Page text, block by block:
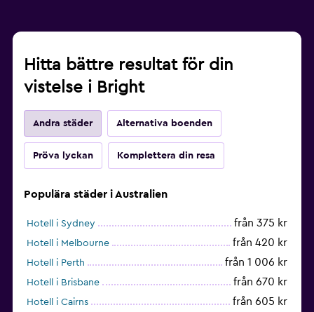
Hitta bättre resultat för din
vistelse i Bright
Andra städer Alternativa boenden
Pröva lyckan Komplettera din resa
Populära städer i Australien
Hotell i Sydney från 375 kr
Hotell i Melbourne från 420 kr
Hotell i Perth från 1 006 kr
Hotell i Brisbane från 670 kr
Hotell i Cairns från 605 kr